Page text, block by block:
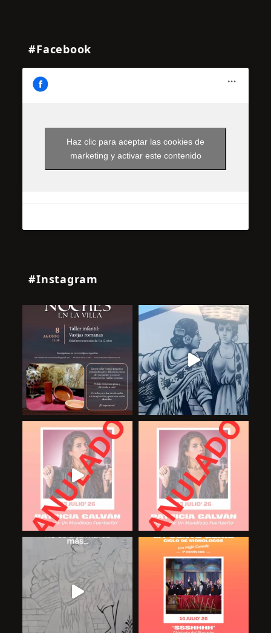
#Facebook
Haz clic para aceptar las cookies de
marketing y activar este contenido
#Instagram